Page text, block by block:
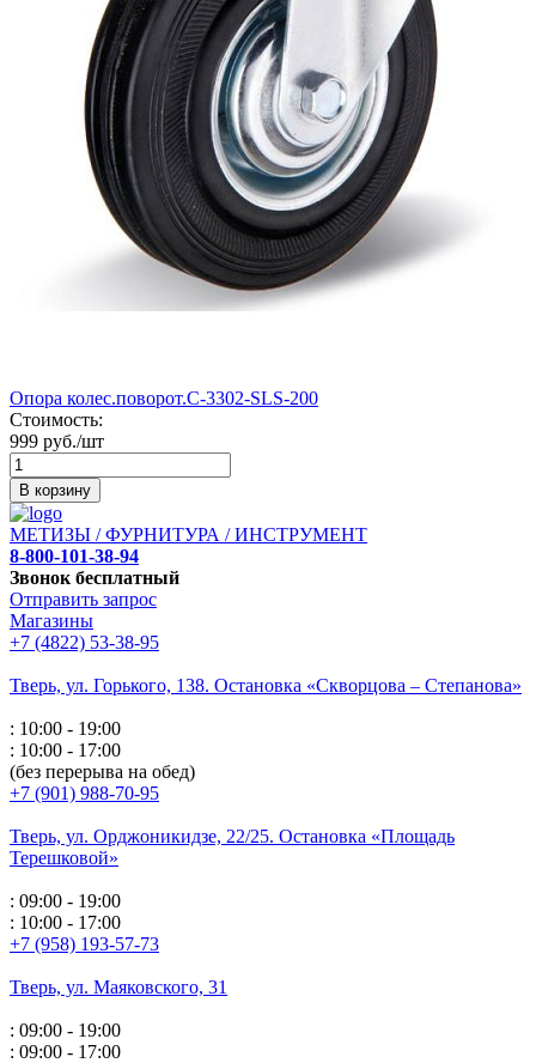
Опора колес.поворот.С-3302-SLS-200
Стоимость:
999 руб./шт
В корзину
МЕТИЗЫ / ФУРНИТУРА / ИНСТРУМЕНТ
8-800-101-38-94
Звонок бесплатный
Отправить запрос
Магазины
+7 (4822) 53-38-95
Тверь, ул. Горького, 138. Остановка «Скворцова – Степанова»
: 10:00 - 19:00
: 10:00 - 17:00
(без перерыва на обед)
+7 (901) 988-70-95
Тверь, ул. Орджоникидзе, 22/25. Остановка «Площадь
Терешковой»
: 09:00 - 19:00
: 10:00 - 17:00
+7 (958) 193-57-73
Тверь, ул. Маяковского, 31
: 09:00 - 19:00
: 09:00 - 17:00